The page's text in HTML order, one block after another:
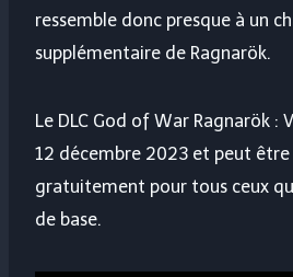
ressemble donc presque à un
supplémentaire de Ragnarök.
Le DLC God of War Ragnarök :
12 décembre 2023 et peut
gratuitement pour tous ceux
de base.